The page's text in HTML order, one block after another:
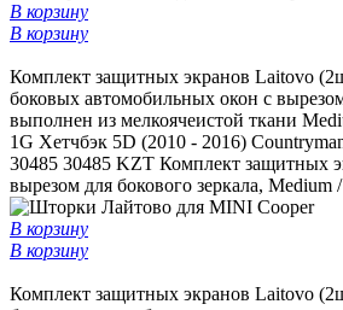
В корзину
В корзину
Комплект защитных экранов Laitovo
боковых автомобильных окон с
выполнен из мелкоячеистой ткани
1G Хетчбэк 5D (2010 - 2016)
30485 30485 KZT Комплект защитных
вырезом для бокового зеркала, Medium
В корзину
В корзину
Комплект защитных экранов Laitovo